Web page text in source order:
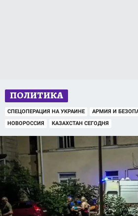
ПОЛИТИКА
СПЕЦОПЕРАЦИЯ НА УКРАИНЕ
АРМИЯ И
НОВОРОССИЯ
КАЗАХСТАН СЕГОДНЯ